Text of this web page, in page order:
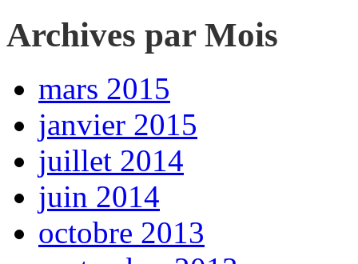
Archives par Mois
mars 2015
janvier 2015
juillet 2014
juin 2014
octobre 2013